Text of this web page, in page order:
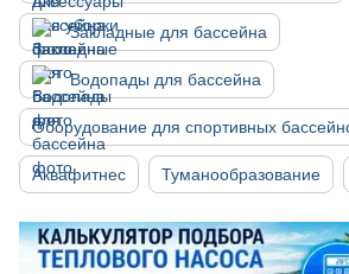
Закладные для бассейна
Водопады для бассейна
Оборудование для спортивных
Аквафитнес Туманообразование